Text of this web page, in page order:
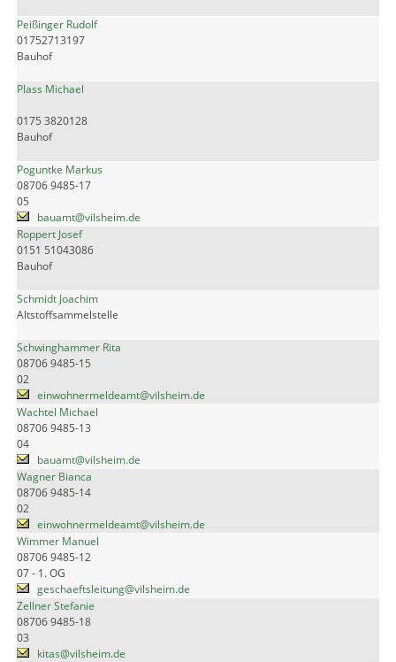
Peißinger Rudolf
01752713197
Bauhof
Plass Michael
0175 3820128
Bauhof
Poguntke Markus
08706 9485-17
05
bauamt@vilsheim.de
Roppert Josef
0151 51043086
Bauhof
Schmidt Joachim
Altstoffsammelstelle
Schwinghammer Rita
08706 9485-15
02
einwohnermeldeamt@vilsheim.de
Wachtel Michael
08706 9485-13
04
bauamt@vilsheim.de
Wagner Bianca
08706 9485-14
02
einwohnermeldeamt@vilsheim.de
Wimmer Manuel
08706 9485-12
07 - 1. OG
geschaeftsleitung@vilsheim.de
Zellner Stefanie
08706 9485-18
03
kitas@vilsheim.de